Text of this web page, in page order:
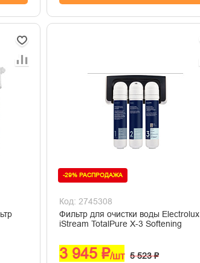
-29% РАСПРОДАЖА
Код: 2745308
Фильтр для очистки воды Electrolux
iStream TotalPure X-3 Softening
3 945 ₽/шт 5 523 ₽